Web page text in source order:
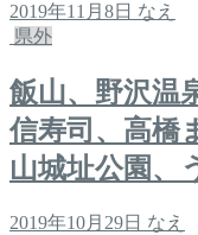
2019年11月8日 なえ
県外
飯山、野沢温
信寿司、高橋
山城址公園、
2019年10月29日 なえ